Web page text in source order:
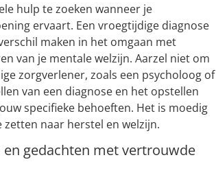
hulp te zoeken wanneer je
ervaart. Een vroegtijdige diagnose
maken in het omgaan met
van je mentale welzijn. Aarzel niet om
zorgverlener, zoals een psycholoog of
van een diagnose en het opstellen
specifieke behoeften. Het is moedig
naar herstel en welzijn.
gedachten met vertrouwde